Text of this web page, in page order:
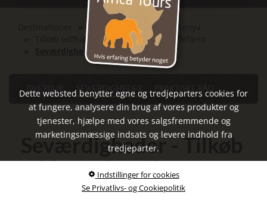
Det Østlige Afrika
Kenya
Tilkøb udflugtsdag til Karunguru kaffefarm
Seværdigheder
OVERBLIK SEVÆRDIGHEDER PRAKTISKE RÅD
Seværdigheder - Tilkøb
udflugtsdag til
Karunguru kaffefarm
Dette websted benytter egne og tredjeparters cookies for
at fungere, analysere din brug af vores produkter og
tjenester, hjælpe med vores salgsfremmende og
marketingsmæssige indsats og levere indhold fra
tredjeparter.
Indstillinger for cookies
Se Privatlivs- og Cookiepolitik